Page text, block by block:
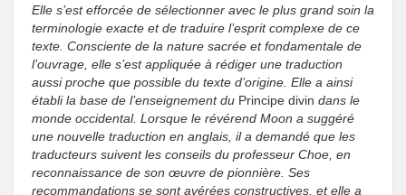
Elle s’est efforcée de sélectionner avec le plus grand soin la
terminologie exacte et de traduire l’esprit complexe de ce
texte. Consciente de la nature sacrée et fondamentale de
l’ouvrage, elle s’est appliquée à rédiger une traduction
aussi proche que possible du texte d’origine. Elle a ainsi
établi la base de l’enseignement du Principe divin dans le
monde occidental. Lorsque le révérend Moon a suggéré
une nouvelle traduction en anglais, il a demandé que les
traducteurs suivent les conseils du professeur Choe, en
reconnaissance de son œuvre de pionnière. Ses
recommandations se sont avérées constructives, et elle a